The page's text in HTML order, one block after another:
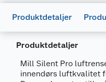
Produktdetaljer
Produktdetaljer
Mill Silent Pro
innendørs luftkvalitet